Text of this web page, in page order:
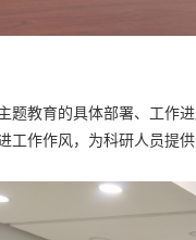
题教育的具体部署、工作
工作作风，为科研人员提